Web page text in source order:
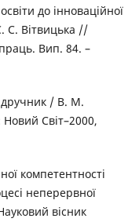
до інноваційної
С. Вітвицька //
Вип. 84. –
/ В. М.
Світ–2000,
компетентності
неперервної
вісник